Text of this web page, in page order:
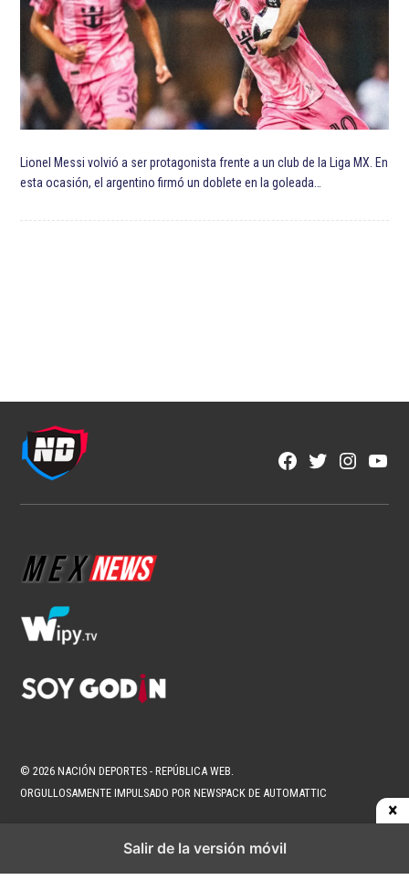
Lionel Messi volvió a ser protagonista frente a un club de la Liga MX. En
esta ocasión, el argentino firmó un doblete en la goleada…
Facebook
Twitter
© 2026 NACIÓN DEPORTES - REPÚBLICA WEB.
ORGULLOSAMENTE IMPULSADO POR NEWSPACK DE AUTOMATTIC
Salir de la versión móvil